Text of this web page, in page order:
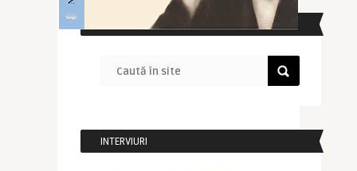
CAUTĂ ÎN SITE
INTERVIURI